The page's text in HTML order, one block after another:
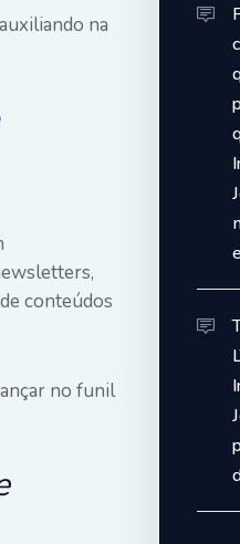
na
conteúdos
no funil